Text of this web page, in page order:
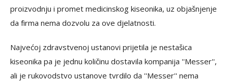
proizvodnju i promet medicinskog kiseonika, uz objašnjenje
da firma nema dozvolu za ove djelatnosti.
Najvećoj zdravstvenoj ustanovi prijetila je nestašica
kiseonika pa je jednu količinu dostavila kompanija ''Messer'',
ali je rukovodstvo ustanove tvrdilo da ''Messer'' nema